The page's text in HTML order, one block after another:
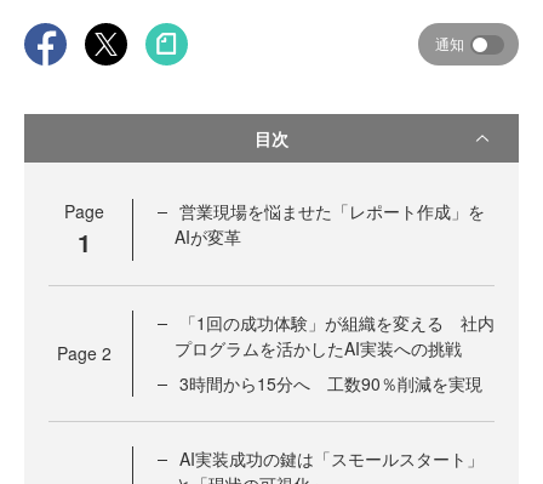
通知
目次
Page
1
営業現場を悩ませた「レポート作成」を
AIが変革
Page 2
「1回の成功体験」が組織を変える 社内
プログラムを活かしたAI実装への挑戦
3時間から15分へ 工数90％削減を実現
AI実装成功の鍵は「スモールスタート」